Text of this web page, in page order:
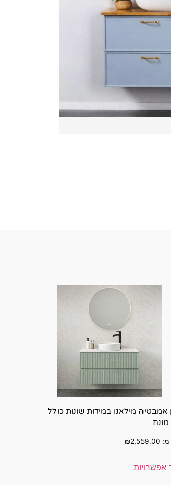
אמבטיה מילאנו במידות שונות כולל
מונח
מ: ₪2,559.00
אפשרויות